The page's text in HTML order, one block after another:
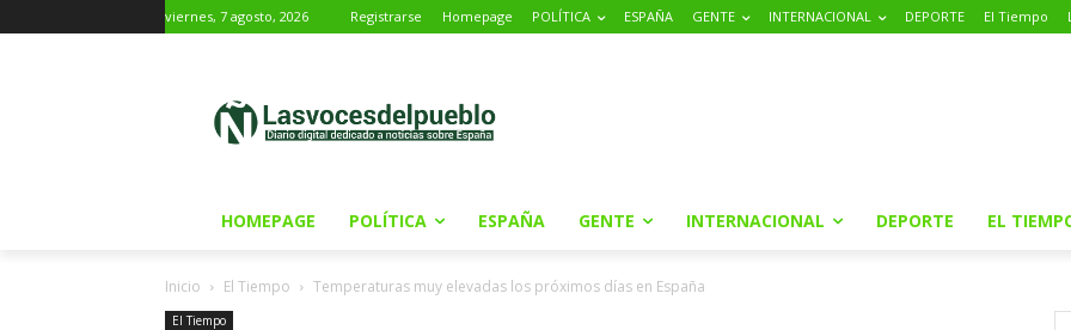
viernes, 7 agosto, 2026 Registrarse Homepage POLÍTICA ESPAÑA GENTE INTERNACIONAL DEPORTE El Tiempo
HOMEPAGE POLÍTICA ESPAÑA GENTE INTERNACIONAL DEPORTE EL
Inicio El Tiempo Temperaturas muy elevadas los próximos días en España
El Tiempo